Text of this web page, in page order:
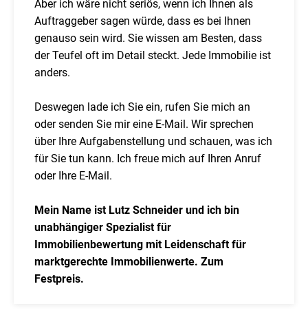
Aber ich wäre nicht seriös, wenn ich Ihnen als
Auftraggeber sagen würde, dass es bei Ihnen
genauso sein wird. Sie wissen am Besten, dass
der Teufel oft im Detail steckt. Jede Immobilie ist
anders.
Deswegen lade ich Sie ein, rufen Sie mich an
oder senden Sie mir eine E-Mail. Wir sprechen
über Ihre Aufgabenstellung und schauen, was ich
für Sie tun kann. Ich freue mich auf Ihren Anruf
oder Ihre E-Mail.
Mein Name ist Lutz Schneider und ich bin
unabhängiger Spezialist für
Immobilienbewertung mit Leidenschaft für
marktgerechte Immobilienwerte. Zum
Festpreis.